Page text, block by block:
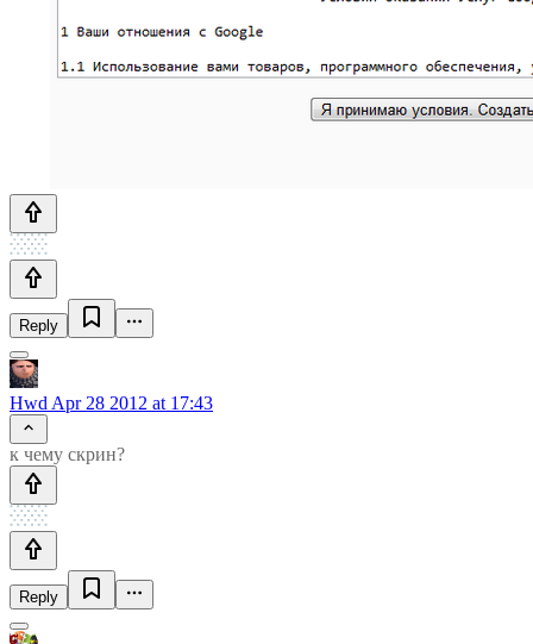
Reply
Hwd Apr 28 2012 at 17:43
к чему скрин?
Reply